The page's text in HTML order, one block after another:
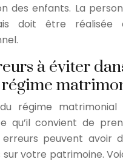
des enfants. La
doit être réalisée
à éviter
régime
régime matrimonial
qu’il convient de
peuvent avoir
sur votre patrimoine.